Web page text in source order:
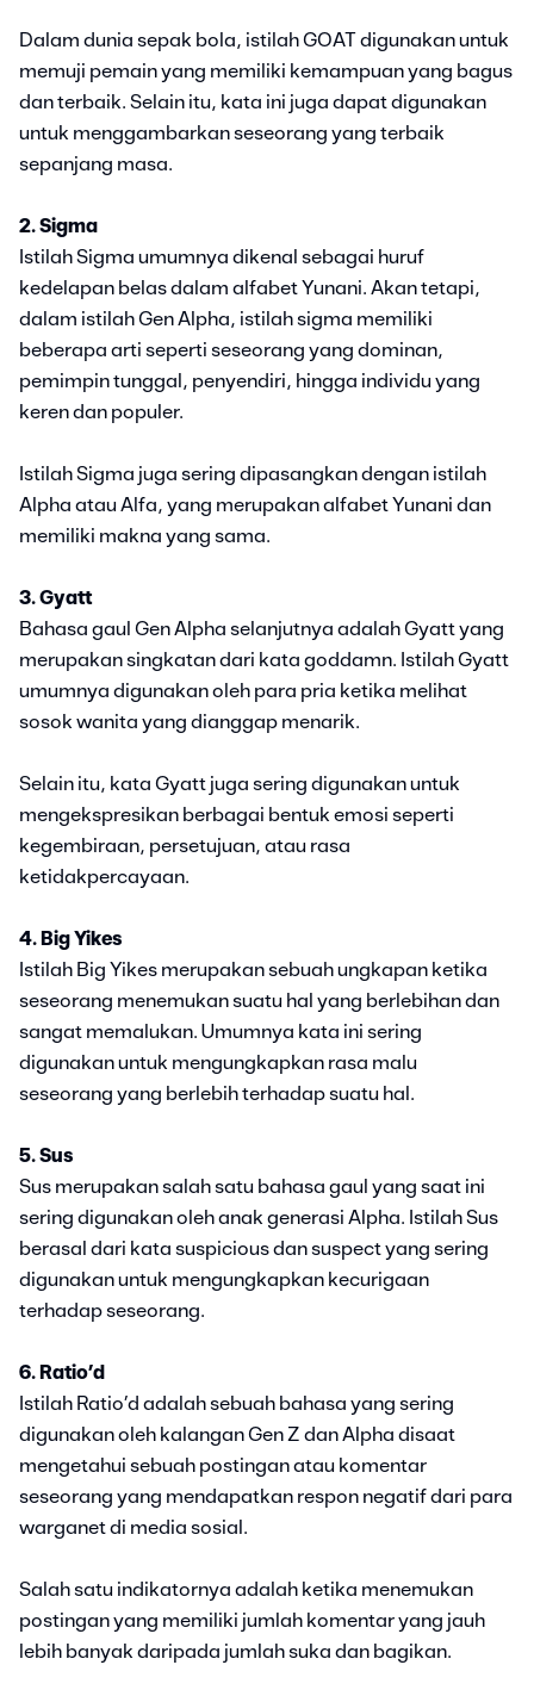
Dalam dunia sepak bola, istilah GOAT digunakan untuk
memuji pemain yang memiliki kemampuan yang bagus
dan terbaik. Selain itu, kata ini juga dapat digunakan
untuk menggambarkan seseorang yang terbaik
sepanjang masa.
2. Sigma
Istilah Sigma umumnya dikenal sebagai huruf
kedelapan belas dalam alfabet Yunani. Akan tetapi,
dalam istilah Gen Alpha, istilah sigma memiliki
beberapa arti seperti seseorang yang dominan,
pemimpin tunggal, penyendiri, hingga individu yang
keren dan populer.
Istilah Sigma juga sering dipasangkan dengan istilah
Alpha atau Alfa, yang merupakan alfabet Yunani dan
memiliki makna yang sama.
3. Gyatt
Bahasa gaul Gen Alpha selanjutnya adalah Gyatt yang
merupakan singkatan dari kata goddamn. Istilah Gyatt
umumnya digunakan oleh para pria ketika melihat
sosok wanita yang dianggap menarik.
Selain itu, kata Gyatt juga sering digunakan untuk
mengekspresikan berbagai bentuk emosi seperti
kegembiraan, persetujuan, atau rasa
ketidakpercayaan.
4. Big Yikes
Istilah Big Yikes merupakan sebuah ungkapan ketika
seseorang menemukan suatu hal yang berlebihan dan
sangat memalukan. Umumnya kata ini sering
digunakan untuk mengungkapkan rasa malu
seseorang yang berlebih terhadap suatu hal.
5. Sus
Sus merupakan salah satu bahasa gaul yang saat ini
sering digunakan oleh anak generasi Alpha. Istilah Sus
berasal dari kata suspicious dan suspect yang sering
digunakan untuk mengungkapkan kecurigaan
terhadap seseorang.
6. Ratio’d
Istilah Ratio’d adalah sebuah bahasa yang sering
digunakan oleh kalangan Gen Z dan Alpha disaat
mengetahui sebuah postingan atau komentar
seseorang yang mendapatkan respon negatif dari para
warganet di media sosial.
Salah satu indikatornya adalah ketika menemukan
postingan yang memiliki jumlah komentar yang jauh
lebih banyak daripada jumlah suka dan bagikan.